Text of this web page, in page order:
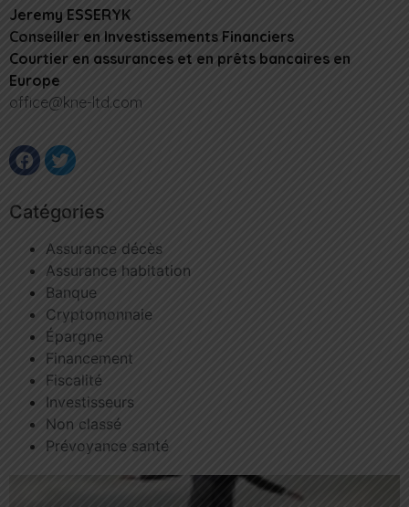
Jeremy ESSERYK
Conseiller en Investissements Financiers
Courtier en assurances et en prêts bancaires en
Europe
office@kne-ltd.com
Catégories
Assurance décès
Assurance habitation
Banque
Cryptomonnaie
Épargne
Financement
Fiscalité
Investisseurs
Non classé
Prévoyance santé